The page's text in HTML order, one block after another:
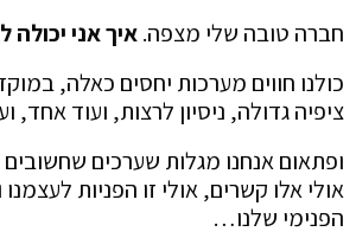
חברה טובה שלי מצפה.איך אני
כולנו חווים מערכות יחסים כאלה,
ציפיה גדולה, ניסיון לרצות, ועוד אחד,
ופתאום אנחנו מגלות שערכים
אולי אלו קשרים, אולי זו הפניות לעצמנו
הפנימי שלנו…